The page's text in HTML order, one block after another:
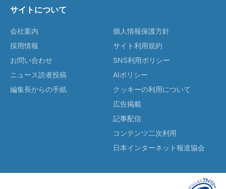
サイトについて
会社案内
採用情報
お問い合わせ
ニュース読者投稿
編集長からの手紙
個人情報保護方針
サイト利用規約
SNS利用ポリシー
AIポリシー
クッキーの利用について
広告掲載
記事配信
コンテンツ二次利用
日本インターネット報道協会